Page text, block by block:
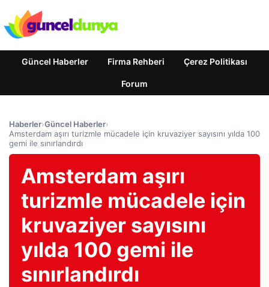
Güncel Haberler Firma Rehberi Çerez Politikası
Forum
Haberler›Güncel Haberler›
Amsterdam aşırı turizmle mücadele için kruvaziyer sayısını yılda 100
gemi ile sınırlandırdı
Amsterdam aşırı
turizmle mücadele için
kruvaziyer sayısını
yılda 100 gemi ile
sınırlandırdı